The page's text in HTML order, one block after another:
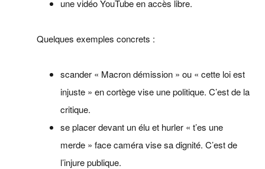
une vidéo YouTube en accès libre.
Quelques exemples concrets :
scander « Macron démission » ou « cette loi est
injuste » en cortège vise une politique. C’est de la
critique.
se placer devant un élu et hurler « t’es une
merde » face caméra vise sa dignité. C’est de
l’injure publique.